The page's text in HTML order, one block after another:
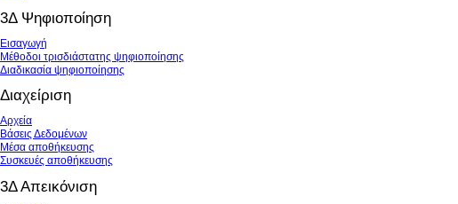
3Δ Ψηφιοποίηση
Εισαγωγή
Μέθοδοι τρισδιάστατης ψηφιοποίησης
Διαδικασία ψηφιοποίησης
Διαχείριση
Αρχεία
Βάσεις Δεδομένων
Μέσα αποθήκευσης
Συσκευές αποθήκευσης
3Δ Απεικόνιση